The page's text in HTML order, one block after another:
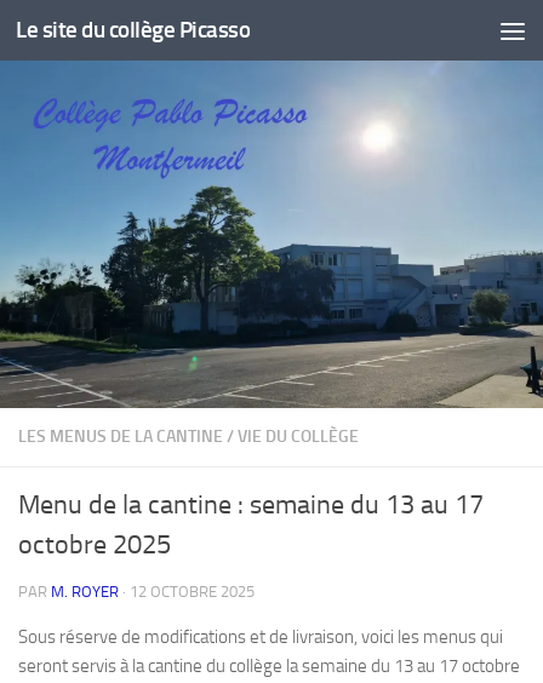
Skip to content
Le site du collège Picasso
LES MENUS DE LA CANTINE /VIE DU COLLÈGE
Menu de la cantine : semaine du 13 au 17
octobre 2025
PAR M. ROYER · 12 OCTOBRE 2025
Sous réserve de modifications et de livraison, voici les menus qui
seront servis à la cantine du collège la semaine du 13 au 17 octobre